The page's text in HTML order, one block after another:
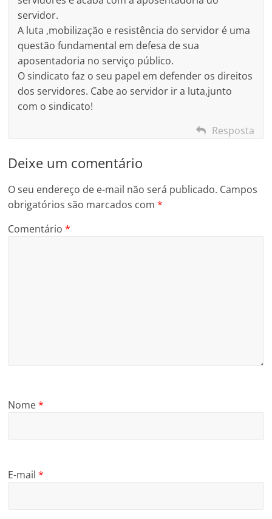
servidor.
A luta ,mobilização e resistência do servidor é uma
questão fundamental em defesa de sua
aposentadoria no serviço público.
O sindicato faz o seu papel em defender os direitos
dos servidores. Cabe ao servidor ir a luta,junto
com o sindicato!
Resposta
Deixe um comentário
O seu endereço de e-mail não será publicado. Campos
obrigatórios são marcados com*
Comentário*
Nome*
E-mail*